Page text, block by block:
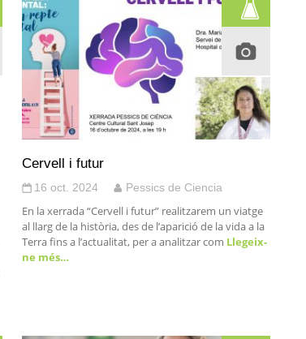
Cervell i futur
16 oct. 2024 Pessics de Ciencia
En la xerrada “Cervell i futur” realitzarem un viatge
al llarg de la història, des de l’aparició de la vida a la
Terra fins a l’actualitat, per a analitzar com Llegeix-
ne més…